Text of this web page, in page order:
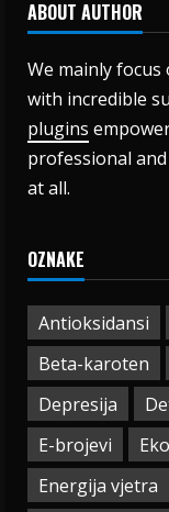
ABOUT AUTHOR
We mainly focus
with incredible
plugins
professional
at all.
OZNAKE
Antioksidansi
Beta-karoten
Depresija
E-brojevi
Energija vjetra